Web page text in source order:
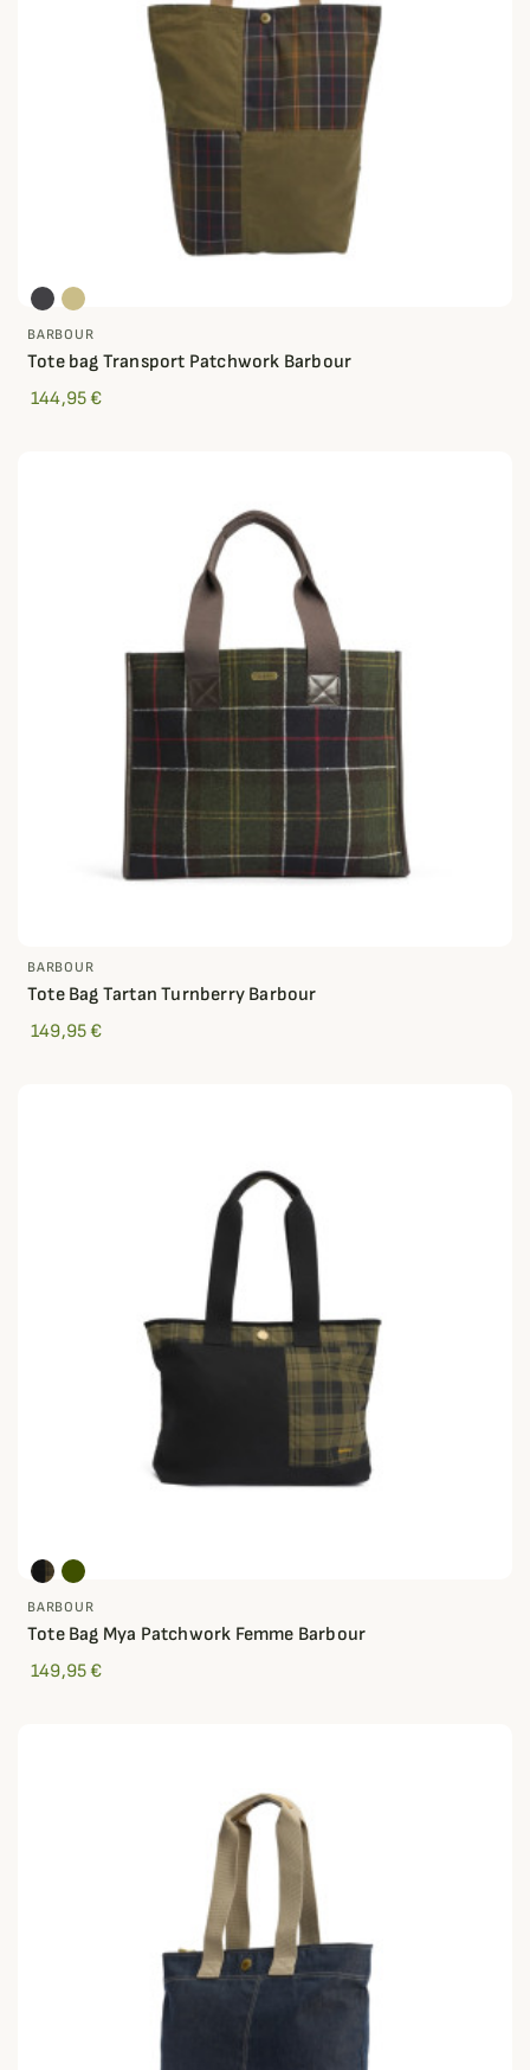
BARBOUR
Tote bag Transport Patchwork Barbour
144,95 €
BARBOUR
Tote Bag Tartan Turnberry Barbour
149,95 €
BARBOUR
Tote Bag Mya Patchwork Femme Barbour
149,95 €